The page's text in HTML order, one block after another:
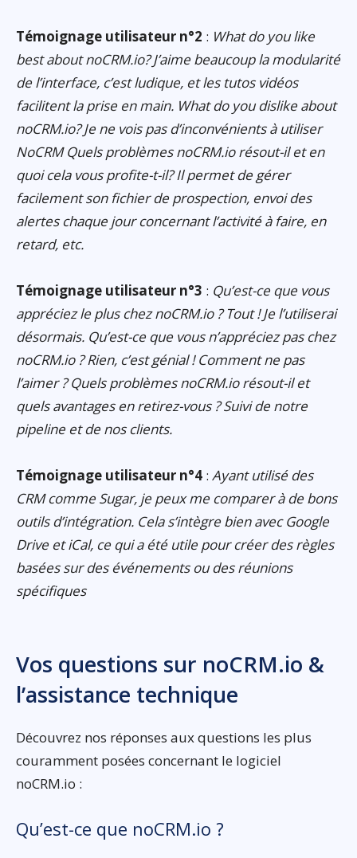
Témoignage utilisateur n°2 : What do you like
best about noCRM.io? J’aime beaucoup la modularité
de l’interface, c’est ludique, et les tutos vidéos
facilitent la prise en main. What do you dislike about
noCRM.io? Je ne vois pas d’inconvénients à utiliser
NoCRM Quels problèmes noCRM.io résout-il et en
quoi cela vous profite-t-il? Il permet de gérer
facilement son fichier de prospection, envoi des
alertes chaque jour concernant l’activité à faire, en
retard, etc.
Témoignage utilisateur n°3 : Qu’est-ce que vous
appréciez le plus chez noCRM.io ? Tout ! Je l’utiliserai
désormais. Qu’est-ce que vous n’appréciez pas chez
noCRM.io ? Rien, c’est génial ! Comment ne pas
l’aimer ? Quels problèmes noCRM.io résout-il et
quels avantages en retirez-vous ? Suivi de notre
pipeline et de nos clients.
Témoignage utilisateur n°4 : Ayant utilisé des
CRM comme Sugar, je peux me comparer à de bons
outils d’intégration. Cela s’intègre bien avec Google
Drive et iCal, ce qui a été utile pour créer des règles
basées sur des événements ou des réunions
spécifiques
Vos questions sur noCRM.io &
l’assistance technique
Découvrez nos réponses aux questions les plus
couramment posées concernant le logiciel
noCRM.io :
Qu’est-ce que noCRM.io ?